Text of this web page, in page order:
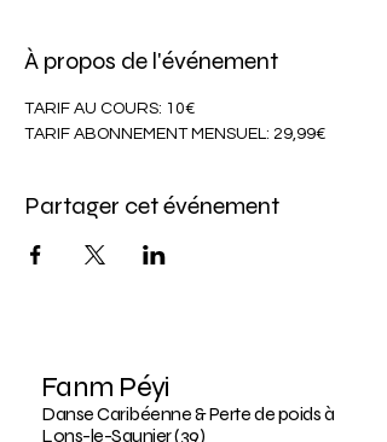
À propos de l'événement
TARIF AU COURS: 10€
TARIF ABONNEMENT MENSUEL: 29,99€
Partager cet événement
Fanm Péyi
Danse Caribéenne & Perte de poids à
Lons-le-Saunier (39)